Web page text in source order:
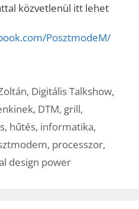
közvetlenül itt lehet
PosztmodeM/
, Digitális Talkshow,
, DTM, grill,
, hűtés, informatika,
, processzor,
design power